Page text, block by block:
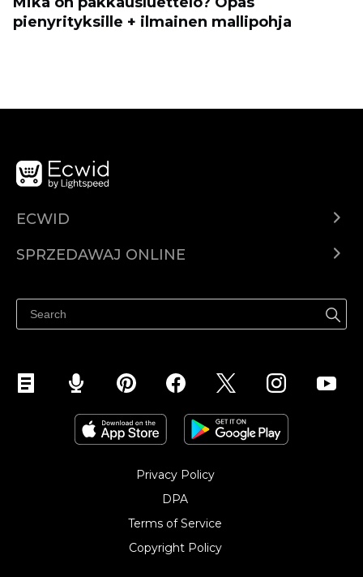
pienyrityksille + ilmainen mallipohja
ECWID
Cena
SPRZEDAWAJ ONLINE
Sprzedawaj na Facebooku
Sprzedawaj na Instagramie
Privacy Policy
DPA
Terms of Service
Copyright Policy‎